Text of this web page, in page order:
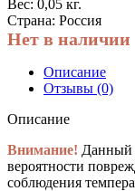
Вес: 0,05 кг.
Страна: Россия
Нет в наличии
Описание
Отзывы (0)
Описание
Внимание! Данный
вероятности
соблюдения